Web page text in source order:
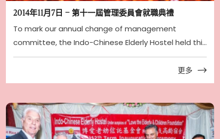
2014年11月7日 – 第十一屆管理委員會就職典禮
To mark our annual change of management
committee, the Indo-Chinese Elderly Hostel held this
year i ...
更多